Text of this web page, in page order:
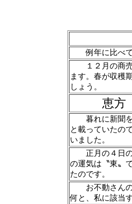
例年に比べて
１２月の商売
ます。春が収穫
しょう。
恵方
暮れに新聞を
と載っていたの
いました。
正月の４日の
の運気は〝東〟
たのです。
お不動さんの
何と、私に該当